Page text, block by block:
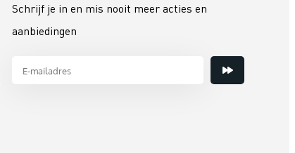
Schrijf je in en mis nooit meer acties en
aanbiedingen